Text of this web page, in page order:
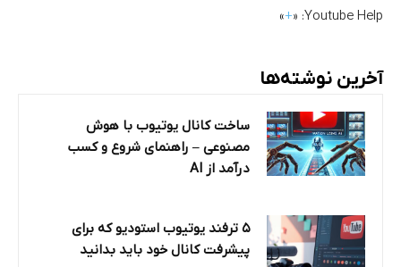
Youtube Help: «
+
»
آخرین نوشته‌ها
ساخت کانال یوتیوب با هوش
مصنوعی – راهنمای شروع و کسب
درآمد از AI
۵ ترفند یوتیوب استودیو که برای
پیشرفت کانال خود باید بدانید